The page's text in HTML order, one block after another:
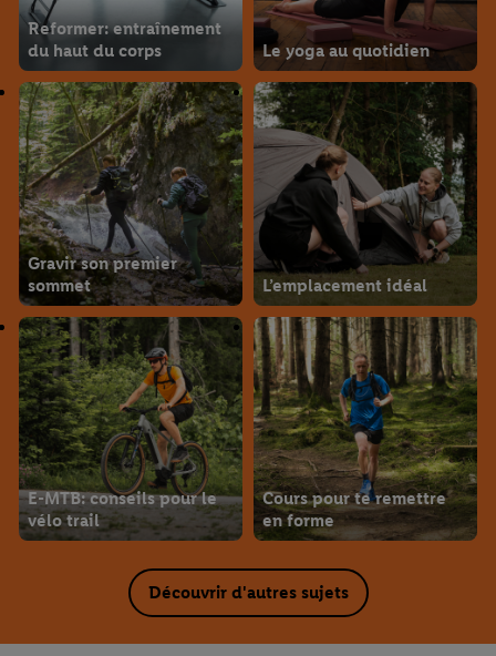
Reformer: entraînement
du haut du corps
Le yoga au quotidien
Gravir son premier
sommet
L’emplacement idéal
E-MTB: conseils pour le
vélo trail
Cours pour te remettre
en forme
Découvrir d'autres sujets